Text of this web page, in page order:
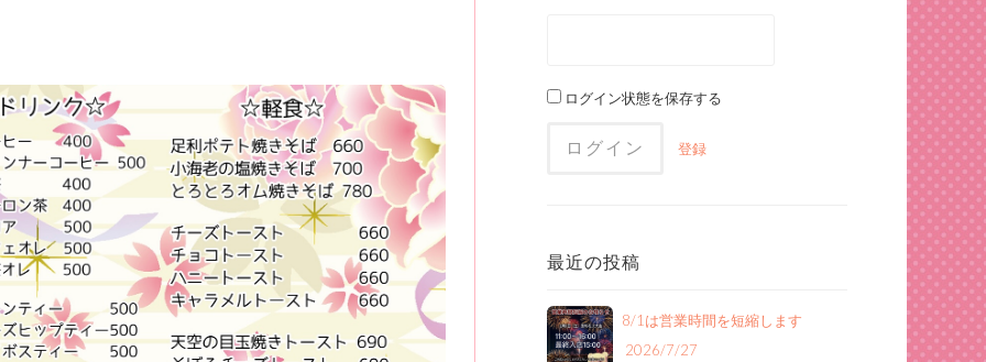
ログイン状態を保存する
登録
最近の投稿
8/1は営業時間を短縮します
2026/7/27